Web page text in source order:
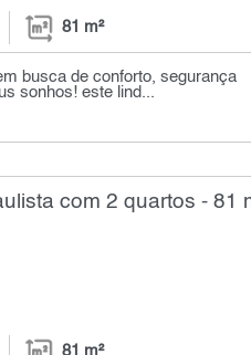
81 m²
busca de conforto, segurança
sonhos! este lind...
com 2 quartos - 81
81 m²